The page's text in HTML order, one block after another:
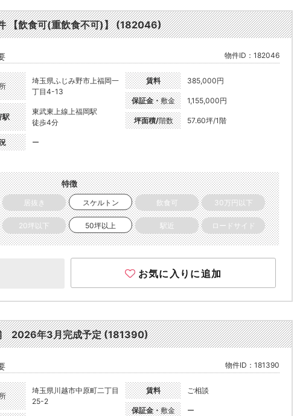
【飲食可(重飲食不可)】 (182046)
物件ID：182046
埼玉県ふじみ野市上福岡一
丁目4-13
駅
東武東上線上福岡駅
徒歩4分
ー
賃料 385,000円
保証金・敷金 1,155,000円
坪面積/階数 57.60坪/1階
特徴
居抜き スケルトン 飲食可 30万円以下
20坪以下 50坪以上 駅近 ロードサイド
お気に入りに追加
2026年3月完成予定 (181390)
物件ID：181390
埼玉県川越市中原町二丁目
25-2
賃料 ご相談
保証金・敷金 ー